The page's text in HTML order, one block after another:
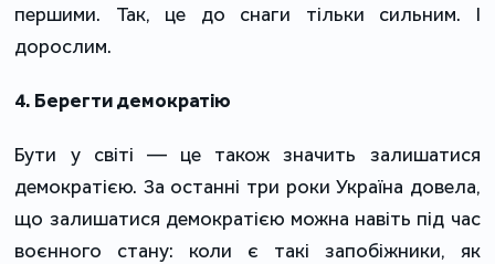
першими. Так, це до снаги тільки сильним. І
дорослим.
4. Берегти демократію
Бути у світі — це також значить залишатися
демократією. За останні три роки Україна довела,
що залишатися демократією можна навіть під час
воєнного стану: коли є такі запобіжники, як